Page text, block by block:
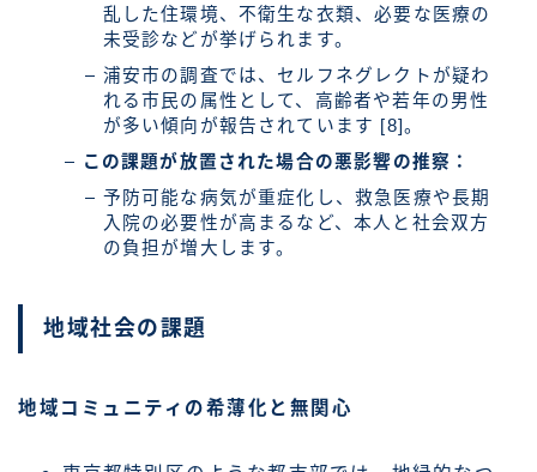
乱した住環境、不衛生な衣類、必要な医療の
未受診などが挙げられます。
浦安市の調査では、セルフネグレクトが疑わ
れる市民の属性として、高齢者や若年の男性
が多い傾向が報告されています [8]。
この課題が放置された場合の悪影響の推察：
予防可能な病気が重症化し、救急医療や長期
入院の必要性が高まるなど、本人と社会双方
の負担が増大します。
地域社会の課題
地域コミュニティの希薄化と無関心